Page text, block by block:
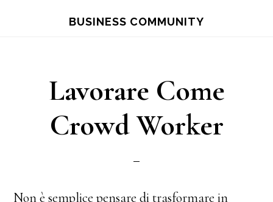
BUSINESS COMMUNITY
Lavorare Come
Crowd Worker
Non è semplice pensare di trasformare in